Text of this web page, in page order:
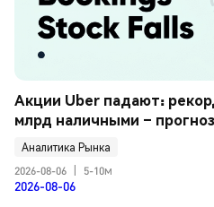
Акции Uber падают:
млрд наличными – прогноз
Аналитика Рынка
2026-08-06
5-10м
2026-08-06